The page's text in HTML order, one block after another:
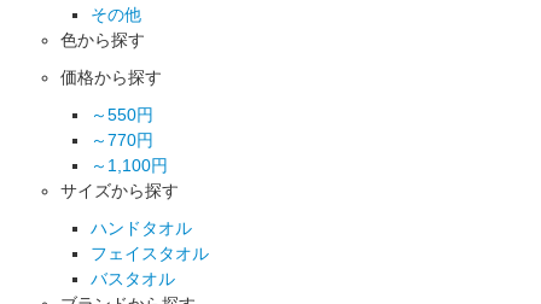
その他
色から探す
価格から探す
～550円
～770円
～1,100円
サイズから探す
ハンドタオル
フェイスタオル
バスタオル